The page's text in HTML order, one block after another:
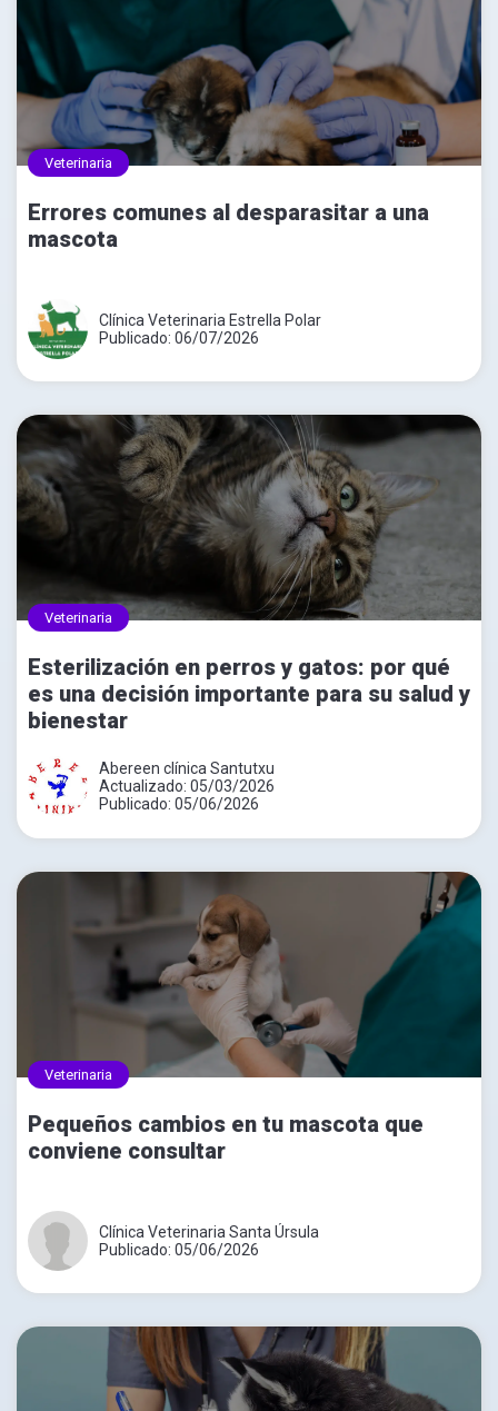
Veterinaria
Errores comunes al desparasitar a una
mascota
Clínica Veterinaria Estrella Polar
Publicado: 06/07/2026
Veterinaria
Esterilización en perros y gatos: por qué
es una decisión importante para su salud y
bienestar
Abereen clínica Santutxu
Actualizado: 05/03/2026
Publicado: 05/06/2026
Veterinaria
Pequeños cambios en tu mascota que
conviene consultar
Clínica Veterinaria Santa Úrsula
Publicado: 05/06/2026